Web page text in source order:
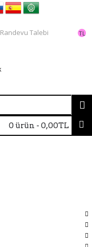
TL
Randevu Talebi
0 ürün - 0,00TL